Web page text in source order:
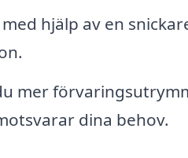
hjälp av en
mer
dina behov.